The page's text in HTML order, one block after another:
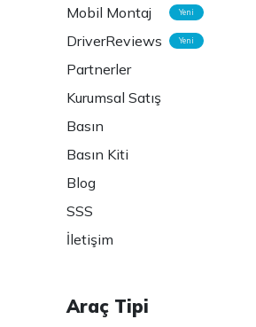
Mobil Montaj
Yeni
DriverReviews Yeni
Partnerler
Kurumsal Satış
Basın
Basın Kiti
Blog
SSS
İletişim
Araç Tipi